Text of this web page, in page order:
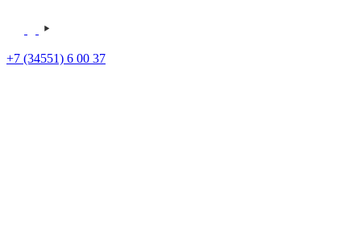
+7 (34551) 6 00 37